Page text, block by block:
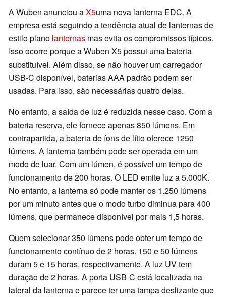
A Wuben anunciou aX5uma nova lanterna EDC. A
empresa está seguindo a tendência atual de lanternas de
estilo plano lanternas mas evita os compromissos típicos.
Isso ocorre porque a Wuben X5 possui uma bateria
substituível. Além disso, se não houver um carregador
USB-C disponível, baterias AAA padrão podem ser
usadas. Para isso, são necessárias quatro delas.
No entanto, a saída de luz é reduzida nesse caso. Com a
bateria reserva, ele fornece apenas 850 lúmens. Em
contrapartida, a bateria de íons de lítio oferece 1250
lúmens. A lanterna também pode ser operada em um
modo de luar. Com um lúmen, é possível um tempo de
funcionamento de 200 horas. O LED emite luz a 5.000K.
No entanto, a lanterna só pode manter os 1.250 lúmens
por um minuto antes que o modo turbo diminua para 400
lúmens, que permanece disponível por mais 1,5 horas.
Quem selecionar 350 lúmens pode obter um tempo de
funcionamento contínuo de 2 horas. 150 e 50 lúmens
duram 5 e 15 horas, respectivamente. A luz UV tem
duração de 2 horas. A porta USB-C está localizada na
lateral da lanterna e parece ter uma tampa deslizante que